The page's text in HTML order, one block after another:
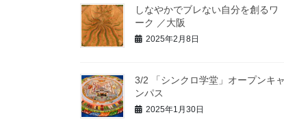
しなやかでブレない自分を創るワ
ーク ／大阪
2025年2月8日
3/2 「シンクロ学堂」オープンキャ
ンパス
2025年1月30日